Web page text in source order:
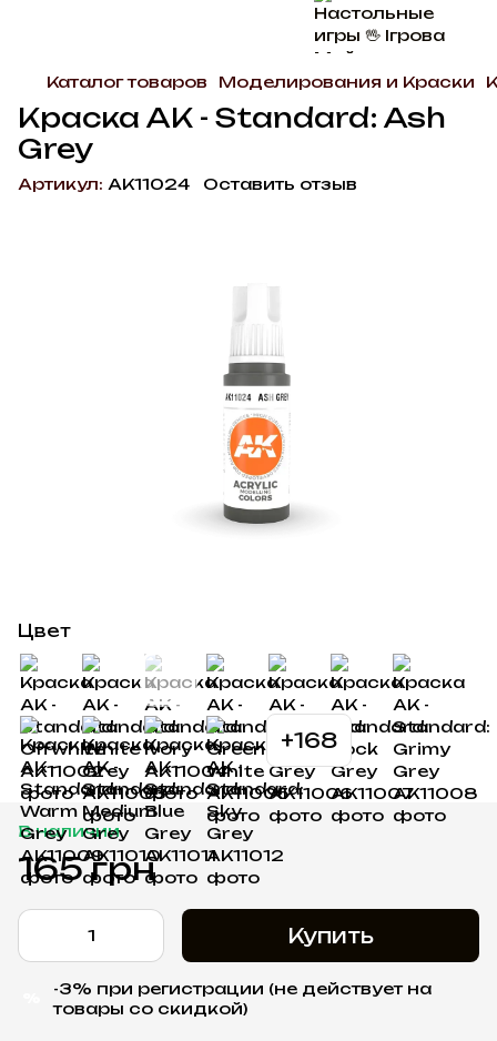
Каталог товаров Моделирования и Краски
Краска AK - Standard: Ash
Grey
Артикул: AK11024 Оставить отзыв
Цвет
+168
В наличии
165 грн
Купить
-3% при регистрации (не действует на
товары со скидкой)